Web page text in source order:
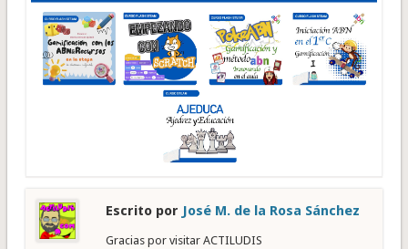
Escrito por José M. de la Rosa Sánchez
Gracias por visitar ACTILUDIS